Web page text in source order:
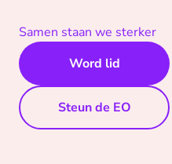
Samen staan we sterker
Word lid
Steun de EO